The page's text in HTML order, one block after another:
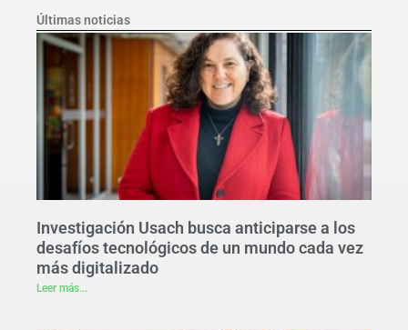
Últimas noticias
Investigación Usach busca anticiparse a los
desafíos tecnológicos de un mundo cada vez
más digitalizado
Leer más...